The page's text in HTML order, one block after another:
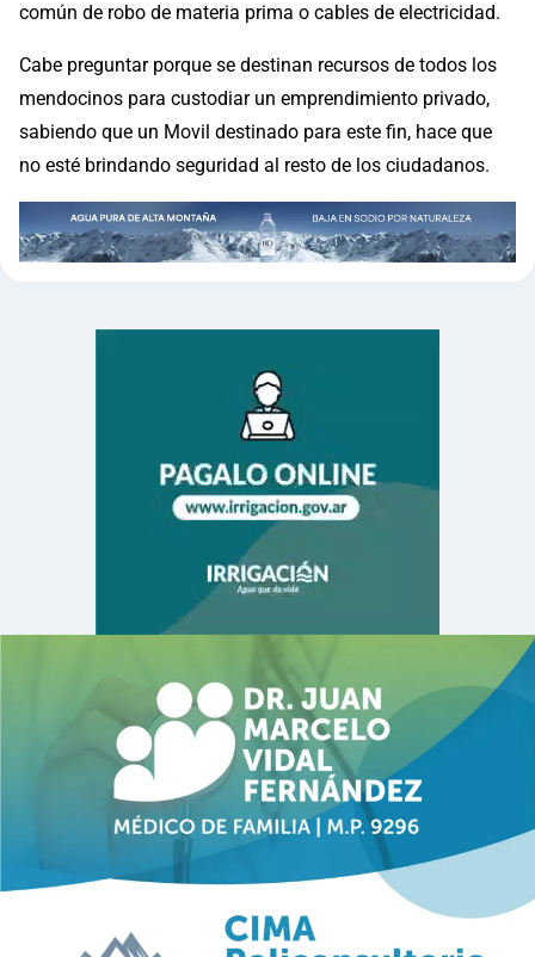
común de robo de materia prima o cables de electricidad.
Cabe preguntar porque se destinan recursos de todos los
mendocinos para custodiar un emprendimiento privado,
sabiendo que un Movil destinado para este fin, hace que
no esté brindando seguridad al resto de los ciudadanos.